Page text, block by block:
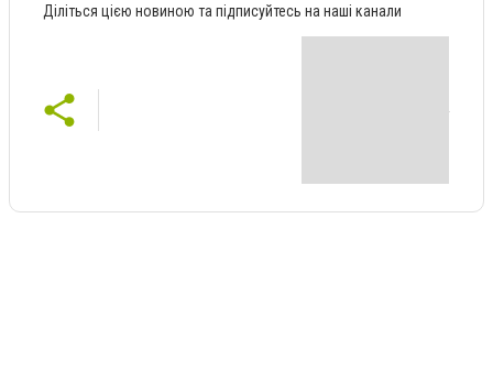
Діліться цією новиною та підписуйтесь на наші канали